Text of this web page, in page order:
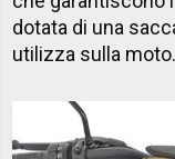
dotata di una
utilizza sulla moto.